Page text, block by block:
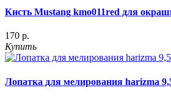
Кисть Mustang kmo011red для
170 р.
Купить
Лопатка для мелирования harizma